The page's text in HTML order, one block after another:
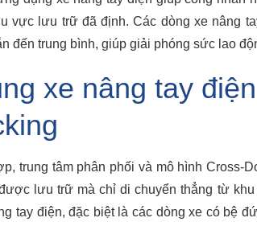
vực lưu trữ đã định. Các dòng xe nâng
đến trung bình, giúp giải phóng sức lao
xe nâng tay
trung tâm phân phối và mô hình Cross-
lưu trữ mà chỉ di chuyển thẳng từ
tay điện, đặc biệt là các dòng xe có bệ